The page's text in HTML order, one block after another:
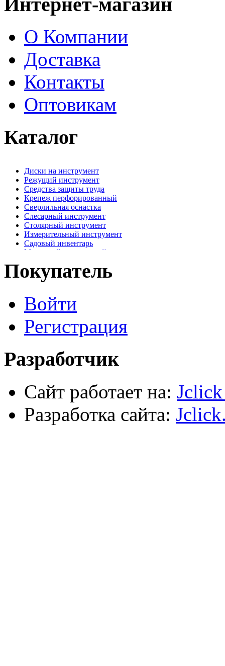
О Компании
Доставка
Контакты
Оптовикам
Каталог
Диски на инструмент
Режущий инструмент
Средства защиты труда
Крепеж перфорированный
Сверлильная оснастка
Слесарный инструмент
Столярный инструмент
Измерительный инструмент
Садовый инвентарь
Малярный, отделочный инструмент
Наждачная бумага
Хозтовары
Электрика, осветительное оборудование
Пена и герметики
Автомобильный инструмент
Сварочное оборудование
Силовое оборудование
Покупатель
Войти
Регистрация
Разработчик
Сайт работает на:
Разработка сайта: